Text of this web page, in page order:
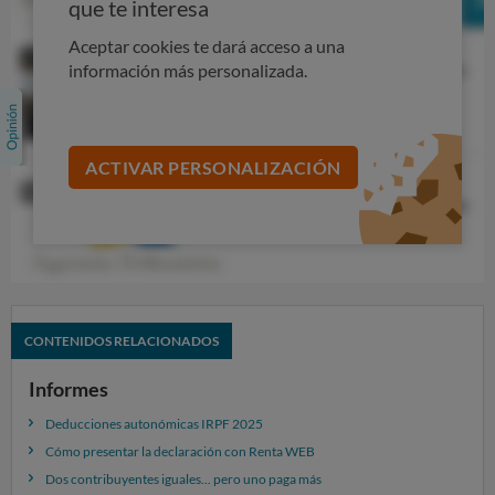
la declaración estará bloqueado
Si aun así, decides seguir adelante, entras en los
apartados de la declaración y seleccionas el botón
que te interesa
Aceptar cookies te dará acceso a una
información más personalizada.
ACTIVAR PERSONALIZACIÓN
CONTENIDOS RELACIONADOS
Informes
Deducciones autonómicas IRPF 2025
Cómo presentar la declaración con Renta WEB
Dos contribuyentes iguales... pero uno paga más